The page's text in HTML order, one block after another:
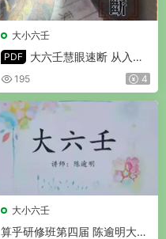
大小六壬
PDF
大六壬慧眼速断 从入门
到精通捷径 逍遥遁甲撰 PDF版
195 4
大小六壬
算乎研修班第四届 陈逾明大六